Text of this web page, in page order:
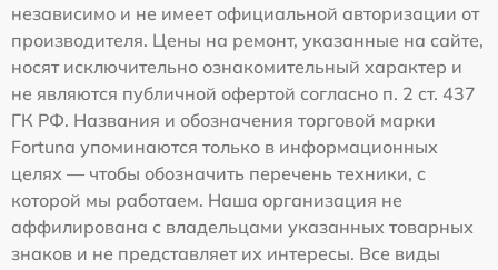
независимо и не имеет официальной авторизации от
производителя. Цены на ремонт, указанные на сайте,
носят исключительно ознакомительный характер и
не являются публичной офертой согласно п. 2 ст. 437
ГК РФ. Названия и обозначения торговой марки
Fortuna упоминаются только в информационных
целях — чтобы обозначить перечень техники, с
которой мы работаем. Наша организация не
аффилирована с владельцами указанных товарных
знаков и не представляет их интересы. Все виды